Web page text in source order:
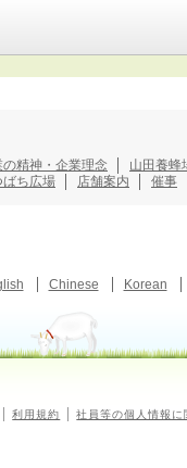
の精神・企業理念
山田養蜂
ばち広場 店舗案内 催事
Chinese Korean
利用規約 社員等の個人情報